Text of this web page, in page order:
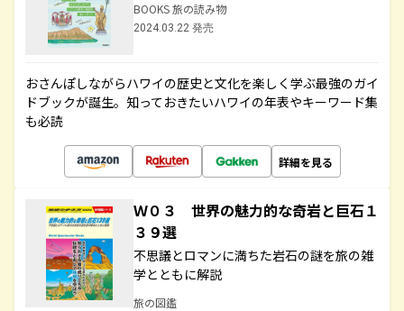
BOOKS 旅の読み物
2024.03.22 発売
おさんぽしながらハワイの歴史と文化を楽しく学ぶ最強のガイ
ドブックが誕生。知っておきたいハワイの年表やキーワード集
も必読
詳細を見る
Ｗ０３ 世界の魅力的な奇岩と巨石１
３９選
不思議とロマンに満ちた岩石の謎を旅の雑
学とともに解説
旅の図鑑